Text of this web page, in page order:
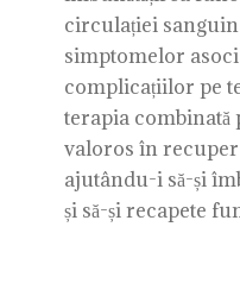
circulației
simptomelor
complicațiilor pe
terapia
valoros în
ajutându-i să-și
și să-și recapete